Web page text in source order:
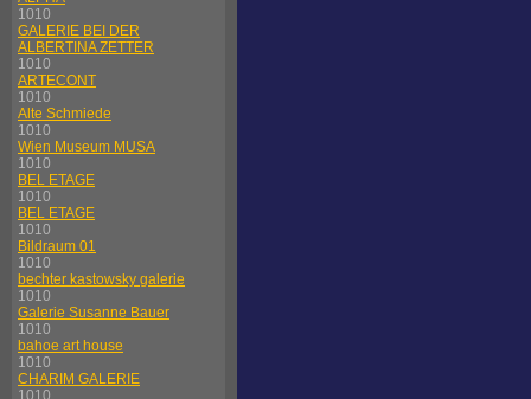
1010
GALERIE BEI DER
ALBERTINA ZETTER
1010
ARTECONT
1010
Alte Schmiede
1010
Wien Museum MUSA
1010
BEL ETAGE
1010
BEL ETAGE
1010
Bildraum 01
1010
bechter kastowsky galerie
1010
Galerie Susanne Bauer
1010
bahoe art house
1010
CHARIM GALERIE
1010